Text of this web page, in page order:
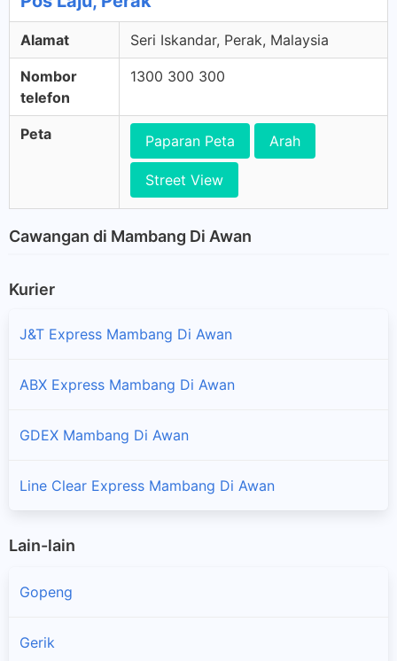
Alamat Seri Iskandar, Perak, Malaysia
Nombor
telefon
1300 300 300
Peta Paparan Peta Arah
Street View
Cawangan di Mambang Di Awan
Kurier
J&T Express Mambang Di Awan
ABX Express Mambang Di Awan
GDEX Mambang Di Awan
Line Clear Express Mambang Di Awan
Lain-lain
Gopeng
Gerik